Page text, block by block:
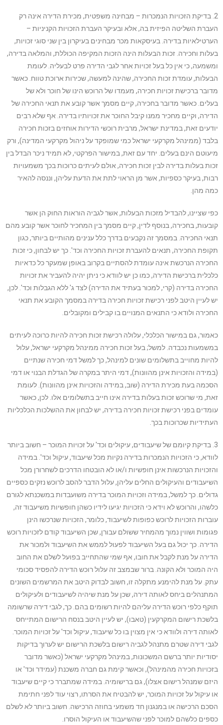
2. בדיקת הזכויות הנמכרות – מבחינה משפטית, מכירת הדירה אינה רק
העברת השליטה הפיזית בה, אלא ובעיקר העברת הזכויות הקניניות –
הערטילאיות בדירה. בעיסקאות מכר מבחינים בעיקרון בין שני סוגי זכויות,
בעלות וחכירה. זכות הבעלות הינה הזכות המקיפה הכוללת, והמלאה בדירה,
ומשמעה, כי אין כל בעל זכויות אחר לגבי הדירה פרט לבעליה. לעומת
הבעלות, עומדת זכות החכירה, שהינה למעשה, שכירות ארוכת טווח. כאשר
מדובר ברכישת זכויות חכירה, מעמדו של הרוכש הינו של חוכר ולא של
בעלים. כאשר מדובר בחכירה, קיים מסמך אשר קובע את תנאי החכירה של
הדירה, וקיים מחכיר ממנו קיבל החוכר את זכויותיו בדירה. אף שלא רבים
יודעים זאת, במדינת ישראל, מרבית רוכשי הדירות אוחזים בזכות חכירה
בלבד (ממינהל מקרקעי ישראל כמי שמופקד על ניהול מקרקעי המדינה), ורק
מיעוטם הינם בעלים. יחד עם זאת, במישור הפרקטי, לא תמיד ניכר הבדל בין
זכות בעלות בדירה לבין זכות חכירה, אולם לעיתים כרוכות בכך משמעויות
רבות, בעיקר כספיות, אשר מן הראוי לתת את הדעת עליהן, וננסה להאיר
כמה מהן.
כפי שציינו, להבדיל מזכות הבעלות, אשר לגביה הוראות החוק הן אשר
קובעות, בחכירה, בנוסף לדין, קיים מסמך בין המחכיר לחוכר אשר קובע מהם
תנאי החכירה. במסמך זה נקבעים בדרך כלל ענינים מהותיים ביותר, כגון
תקופת החכירה, תנאים להעברת זכויות החכירה וכד'. כך יש לבחון, כי זכות
החכירה הנרכשת אינה עומדת להסתיים בקרוב באופן שמעקר כל כדאיות
כלכלית ברכישת הדירה, כמו כן יש לוודא כי ניתן יהיה להעביר את זכויות
החכירה בדירה (קרי, למכור בעתיד את הדירה) לצד ג' ללא הגבלות וכד'. לכן,
יש לעיין היטב לפני רכישת זכויות חכירה בדירה במסמך הקובע את תנאי
החכירה ולודא כי התנאים המנויים בו קבילים ומקובלים.
כאמור, גם במישור הכלכלי, עלולה רכישת זכות חכירה להיות כרוכה לעיתים
במשמעות נכבדה. למשל; בעל זכות חכירה ממינהל מקרקעי ישראל, עלול
להיות מחוייב בתשלומים שונים למינהל, כך למשל דמי חכירה שנתיים
(במידה והזכויות אינן מהוונות), דמי היתר במקרה של הגדלת הבנוי או דמי
הסכמה בעת מכירת הדירה (שוב, במידה והזכויות אינן מהוונות). לעומת
זאת, מי שרוכש זכות בעלות בדירה אינו חייב בתשלומים אלו. לכן, כאשר
עומדים בפני רכישת זכויות חכירה בדירה, יש לבחון את ההשלכות הכלכליות
העתידיות שכרוכות בכך.
3. בדיקת קיומם של שיעבודים, עיקולים וכד' על זכויות המוכר – חשוב ביותר
לוודא, כי הזכויות הנמכרות בדירה נקיות מכל שיעבוד, עיקול וכד'. במידה
והזכויות הנרכשות אינן חופשיות ו/או לא הובטחו הדרכים לשחרורן מכל
השיעבודים והעיקולים החלים עליהן, עלול הדבר להסב לרוכש נזקים כספיים
גדולים. כך למשל, במידה וזכויות המוכר בדירה משועבדות במשכנתא לגורם
כלשהו, והרוכש לא וידא כי הזכויות יגיעו לידיו כשהן חופשיות משיעבוד זה,
עוברות הזכויות לרוכש כפופות לשיעבוד, כלומר, הזכויות שנרכשו הינן
פגומות ושווין נמוך מהמחיר ששולם עבורן, שכן השיעבוד קודם לזכויות רוכש
הדירה. כך יכול גם בעל השיעבוד לפעול לממש את השיעבוד ולמכור את
הדירה על מנת לקבל את חובו, אף שמי שהתחייב בפועל לשלם את החוב
היה המוכר ולא הקונה. ברור שבמצב זה עלול רוכש הדירה להפסיד סכומי
עתק. על מנת להימנע מתקלה זו, חשוב לבדוק היטב את המרשמים השונים
המתנהלים ביחס לאותה דירה, שכן על מנת שיהיה לשיעבודים ולעיקולים
תוקף כלפי רוכש הדירה עליהם להיות רשומים בהם. כך, לגבי דירה שרשומה
בלשכת רישום המקרקעין (טאבו), יש לעיין היטב בנסח הרישום המתייחס
לאותה דירה ולוודא כי אין מצוין בו כל שיעבוד, עיקול וכד' על זכויות המוכר.
לגבי דירה שטרם מתנהל לגביה רישום בלשכת הרישום יש לערוך בדיקות
יסודיות יותר ברשם המשכונות, במינהל מקרקעי ישראל (כאשר מדובר
בזכויות חכירה מהמינהל), וכאשר קימת גם חברה משכנת (עמידר וכד' או
היזם שמנהל רישום אצלו), גם ברישומיה. במידה שמתברר כי קיים שיעבוד
או עיקול על זכויות המוכר, יש להבטיח את הסרתו, רצוי עוד לפני חתימת
הסכם הרכישה או במנגנון חד משמעי בחוזה הרכישה. חשוב ביותר לא לשלם
כספים כלשהם למוכר לפני שהשיעבוד או העיקול הוסרו.